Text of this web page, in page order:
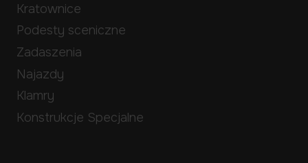
Kratownice
Podesty sceniczne
Zadaszenia
Najazdy
Klamry
Konstrukcje Specjalne